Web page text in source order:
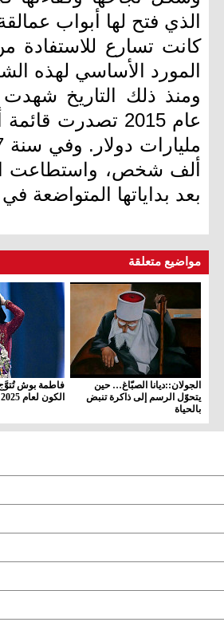
الذي فتح لها أبواب
كانت تسارع للاستفادة
المورد الأساسي لهذه
ومنذ ذلك التاريخ
ألف شخص، واستطاعت
بعد بداياتها المتواضعة
مواضيع متعلقة
الجولان::ديانا الصبّاغ… حين
يتحوّل الرسم إلى ذاكرة تنبض
بالحياة
فاطمة بوش
الكون لعام 2025